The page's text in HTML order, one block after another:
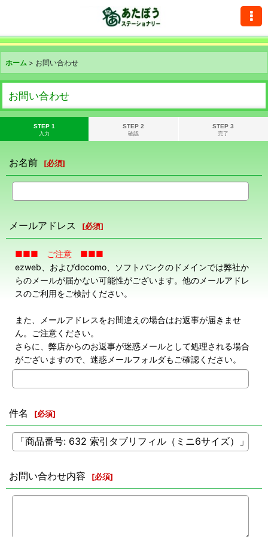
ホーム > お問い合わせ
お問い合わせ
STEP 1
入力
STEP 2
確認
STEP 3
完了
お名前 [必須]
メールアドレス [必須]
■■■ ご注意 ■■■
ezweb、およびdocomo、ソフトバンクのドメインでは弊社か
らのメールが届かない可能性がございます。他のメールアドレ
スのご利用をご検討ください。
また、メールアドレスをお間違えの場合はお返事が届きませ
ん。ご注意ください。
さらに、弊店からのお返事が迷惑メールとして処理される場合
がございますので、迷惑メールフォルダもご確認ください。
件名 [必須]
お問い合わせ内容 [必須]